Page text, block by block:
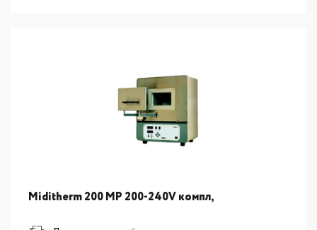
Miditherm 200 MP 200-240V компл,